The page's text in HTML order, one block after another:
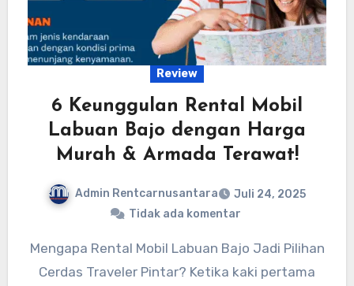
Review
6 Keunggulan Rental Mobil
Labuan Bajo dengan Harga
Murah & Armada Terawat!
Admin Rentcarnusantara
Juli 24, 2025
Tidak ada komentar
Mengapa Rental Mobil Labuan Bajo Jadi Pilihan
Cerdas Traveler Pintar? Ketika kaki pertama